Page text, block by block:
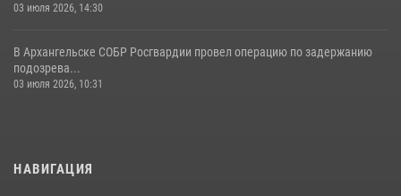
03 июля 2026, 14:30
В Архангельске СОБР Росгвардии провел операцию по задержанию
подозрева...
03 июля 2026, 10:31
НАВИГАЦИЯ